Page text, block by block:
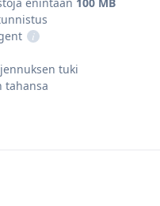
i
tuki
tahansa